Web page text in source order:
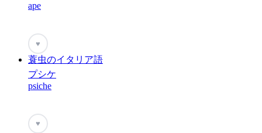
ape
♥
蓑虫のイタリア語
プシケ
psiche
♥